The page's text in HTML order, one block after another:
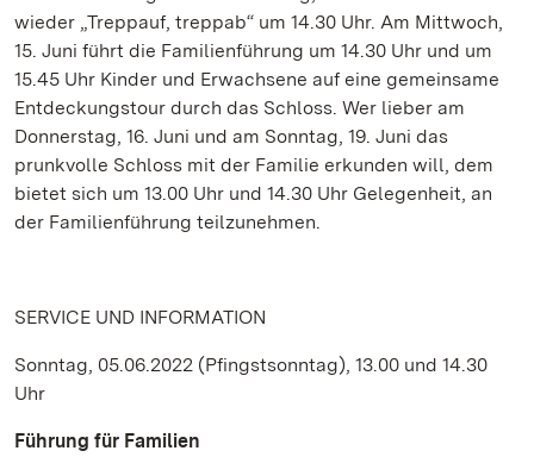
wieder „Treppauf, treppab“ um 14.30 Uhr. Am Mittwoch,
15. Juni führt die Familienführung um 14.30 Uhr und um
15.45 Uhr Kinder und Erwachsene auf eine gemeinsame
Entdeckungstour durch das Schloss. Wer lieber am
Donnerstag, 16. Juni und am Sonntag, 19. Juni das
prunkvolle Schloss mit der Familie erkunden will, dem
bietet sich um 13.00 Uhr und 14.30 Uhr Gelegenheit, an
der Familienführung teilzunehmen.
SERVICE UND INFORMATION
Sonntag, 05.06.2022 (Pfingstsonntag), 13.00 und 14.30
Uhr
Führung für Familien